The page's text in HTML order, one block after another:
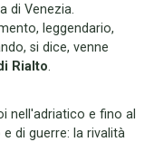
di Venezia.
leggendario,
si dice, venne
Rialto.
nell'adriatico e fino al
di guerre: la rivalità